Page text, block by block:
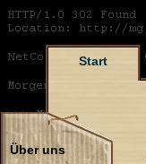
Start
Über uns